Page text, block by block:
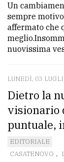
Cookie
policy
Un
sempre
affermato che
nuovissima
LUNEDÌ, 03
Dietro la
visionario
puntuale,
EDITORIALE
CASATENOVO ,